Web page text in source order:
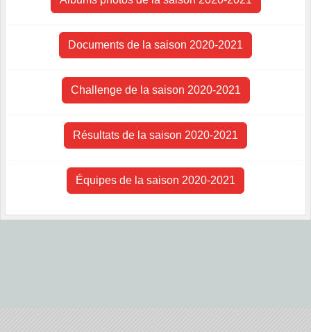
Documents de la saison 2020-2021
Challenge de la saison 2020-2021
Résultats de la saison 2020-2021
Équipes de la saison 2020-2021